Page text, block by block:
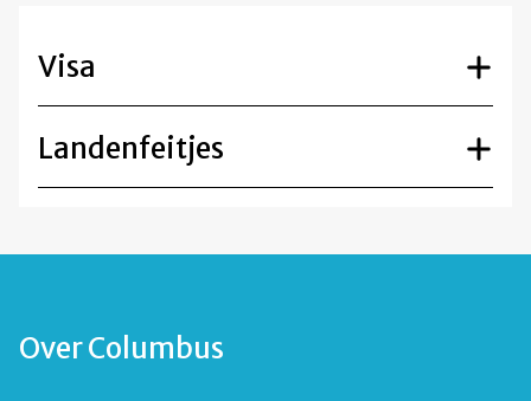
Visa
Landenfeitjes
Over Columbus